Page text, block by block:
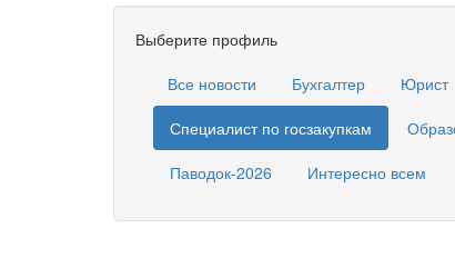
Выберите профиль
Все новости
Бухгалтер Юрист
Специалист по госзакупкам
Паводок-2026
Интересно всем